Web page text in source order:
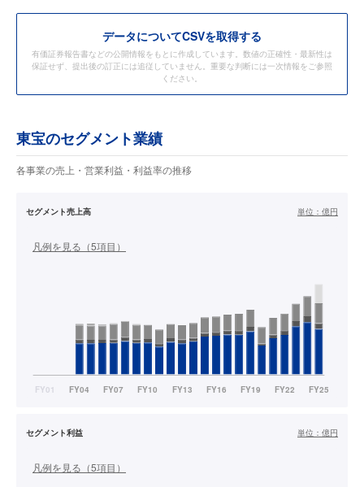
データについてCSVを取得する
有価証券報告書などの公開情報をもとに作成しています。数値の正確性・最新性は
保証せず、提出後の訂正には追従していません。重要な判断には一次情報をご参照
ください。
東宝のセグメント業績
各事業の売上・営業利益・利益率の推移
セグメント売上高 単位： 億円
凡例を見る（5項目）
セグメント利益 単位： 億円
凡例を見る（5項目）